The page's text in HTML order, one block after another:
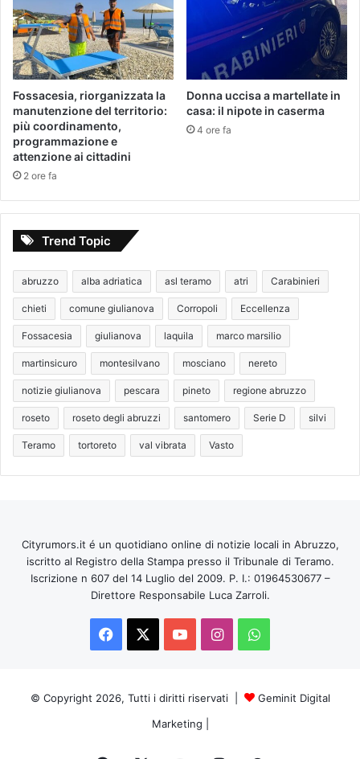
Fossacesia, riorganizzata la
manutenzione del territorio:
più coordinamento,
programmazione e
attenzione ai cittadini
2 ore fa
Donna uccisa a martellate in
casa: il nipote in caserma
4 ore fa
Trend Topic
abruzzo alba adriatica asl teramo atri Carabinieri
chieti comune giulianova Corropoli Eccellenza
Fossacesia giulianova laquila marco marsilio
martinsicuro montesilvano mosciano nereto
notizie giulianova pescara pineto regione abruzzo
roseto roseto degli abruzzi santomero Serie D silvi
Teramo tortoreto val vibrata Vasto
Cityrumors.it é un quotidiano online di notizie locali in Abruzzo,
iscritto al Registro della Stampa presso il Tribunale di Teramo.
Iscrizione n 607 del 14 Luglio del 2009. P. I.: 01964530677 –
Direttore Responsabile Luca Zarroli.
Facebook
You InstagramWhatsApp
© Copyright 2026, Tutti i diritti riservati |
Geminit Digital
Marketing